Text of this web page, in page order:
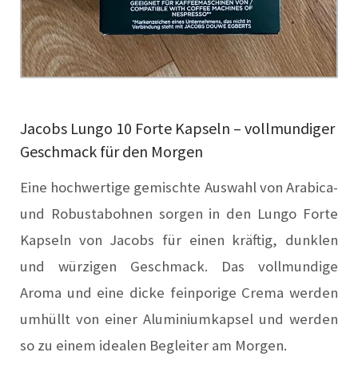
Jacobs Lungo 10 Forte Kapseln – vollmundiger
Geschmack für den Morgen
Eine hochwertige gemischte Auswahl von Arabica-
und Robustabohnen sorgen in den Lungo Forte
Kapseln von Jacobs für einen kräftig, dunklen
und würzigen Geschmack. Das vollmundige
Aroma und eine dicke feinporige Crema werden
umhüllt von einer Aluminiumkapsel und werden
so zu einem idealen Begleiter am Morgen.